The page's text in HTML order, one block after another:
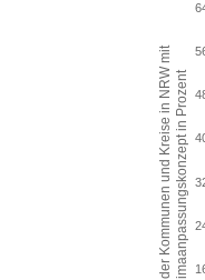
Anteil der Kommunen und Kreise in NRW mitKlimaanpassungskonzept in Prozent